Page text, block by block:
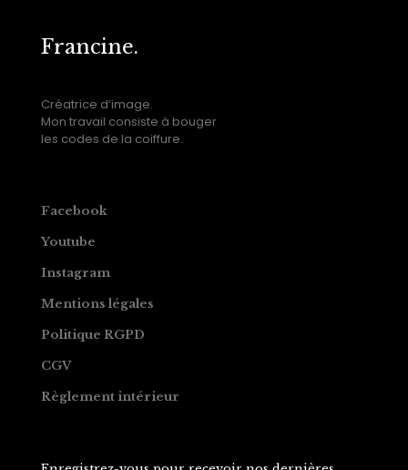
Francine.
Créatrice d’image.
Mon travail consiste à bouger
les codes de la coiffure.
Facebook
Youtube
Instagram
Mentions légales
Politique RGPD
CGV
Règlement intérieur